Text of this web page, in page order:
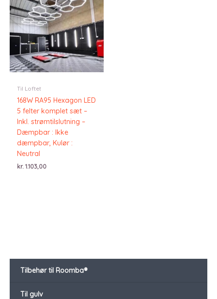
Tilbehør til Roomba®
Til gulv
Til Loftet
168W RA95 Hexagon LED
5 felter komplet sæt –
Inkl. strømtilslutning –
Dæmpbar : Ikke
dæmpbar, Kulør :
Neutral
kr.1.103,00